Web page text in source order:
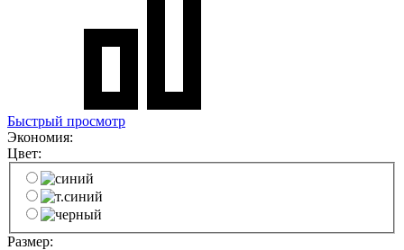
Быстрый просмотр
Экономия:
Цвет:
Размер: